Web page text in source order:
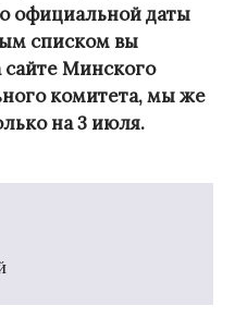
официальной даты
списком вы
Минского
комитета, мы же
на 3 июля.